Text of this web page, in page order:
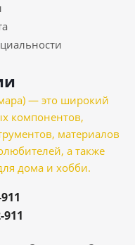
— это широкий
компонентов,
материалов
а также
дома и хобби.
911